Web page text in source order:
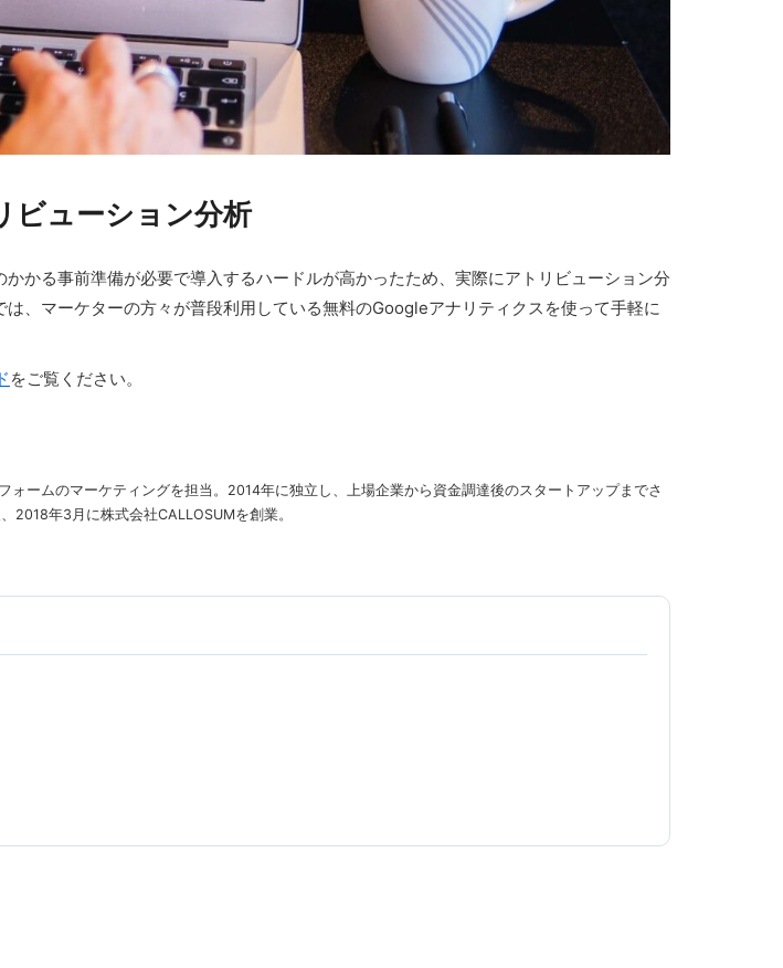
ビューション分析
かる事前準備が必要で導入するハードルが高かったため、実際にアトリビューション分
、マーケターの方々が普段利用している無料のGoogleアナリティクスを使って手軽に
をご覧ください。
ームのマーケティングを担当。2014年に独立し、上場企業から資金調達後のスタートアップまでさ
2018年3月に株式会社CALLOSUMを創業。